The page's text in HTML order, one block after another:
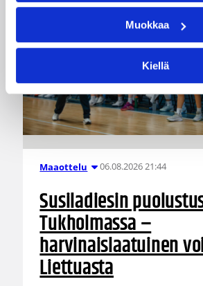
Muokkaa
Kiellä
Maaottelu 06.08.2026 21:44
Susiladiesin
Tukholmassa –
harvinaislaatuinen
Liettuasta